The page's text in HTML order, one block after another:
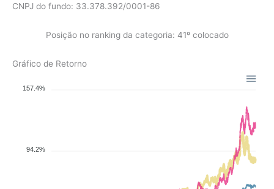
CNPJ do fundo: 33.378.392/0001-86
Posição no ranking da categoria: 41º colocado
Gráfico de Retorno
157.4%
94.2%